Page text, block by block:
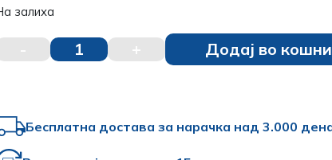
залиха
- 1 + Додај во
Бесплатна достава за нарачка над 3.000